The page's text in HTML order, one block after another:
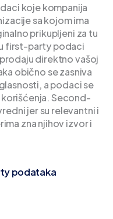
koje kompanija
sa kojom ima
prikupljeni za tu
first-party podaci
direktno vašoj
obično se zasniva
a podaci se
Second-
jer su relevantni i
zna njihov izvor i
podataka